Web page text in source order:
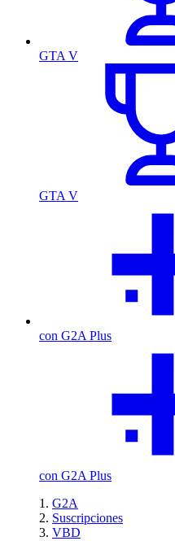
GTA V
GTA V
con G2A Plus
con G2A Plus
G2A
Suscripciones
VBD